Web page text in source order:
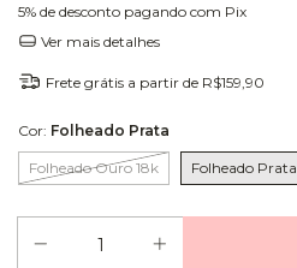
5% de desconto pagando com Pix
Ver mais detalhes
Frete grátis a partir de R$159,90
Cor: Folheado Prata
Folheado Ouro 18k Folheado Prata